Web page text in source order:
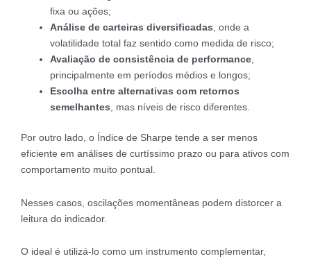
fixa ou ações;
Análise de carteiras diversificadas, onde a
volatilidade total faz sentido como medida de risco;
Avaliação de consistência de performance,
principalmente em períodos médios e longos;
Escolha entre alternativas com retornos
semelhantes, mas níveis de risco diferentes.
Por outro lado, o Índice de Sharpe tende a ser menos
eficiente em análises de curtíssimo prazo ou para ativos com
comportamento muito pontual.
Nesses casos, oscilações momentâneas podem distorcer a
leitura do indicador.
O ideal é utilizá-lo como um instrumento complementar,